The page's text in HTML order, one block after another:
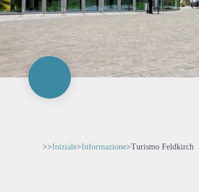
>>Iniziale>Informazione>Turismo Feldkirch